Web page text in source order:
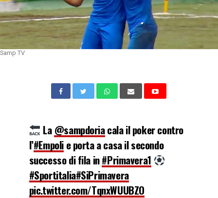
Samp TV
La@sampdoriacala il poker contro
l’#Empolie porta a casa il secondo
successo di fila in#Primavera1
#Sportitalia#SiPrimavera
pic.twitter.com/TqnxWUUBZO